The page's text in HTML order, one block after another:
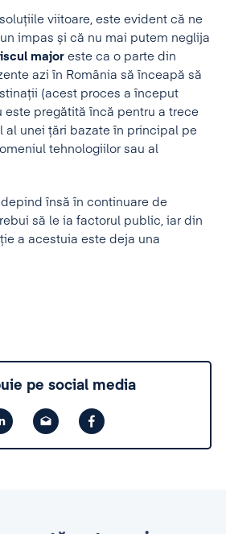
viitoare, este evident că ne
impas și că nu mai putem neglija
major este ca o parte din
azi în România să înceapă să
(acest proces a început
este pregătită încă pentru a trece
al unei țări bazate în principal pe
tehnologiilor sau al
însă în continuare de
să le ia factorul public, iar din
a acestuia este deja una
pe social media